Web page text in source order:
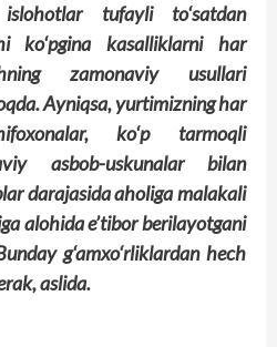
tufayli to‘satdan
ko‘pgina kasalliklarni har
zamonaviy usullari
Ayniqsa, yurtimizning har
ko‘p tarmoqli
asbob-uskunalar bilan
darajasida aholiga malakali
alohida e’tibor berilayotgani
g‘amxo‘rliklardan hech
aslida.